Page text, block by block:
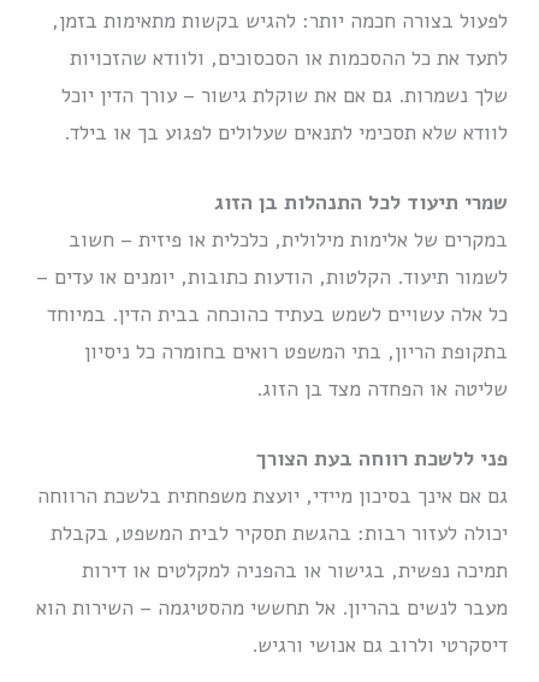
לפעול בצורה חכמה יותר: להגיש בקשות מתאימות בזמן,
לתעד את כל ההסכמות או הסכסוכים, ולוודא שהזכויות
שלך נשמרות. גם אם את שוקלת גישור – עורך הדין יוכל
לוודא שלא תסכימי לתנאים שעלולים לפגוע בך או בילד.
שמרי תיעוד לכל התנהלות בן הזוג
במקרים של אלימות מילולית, כלכלית או פיזית – חשוב
לשמור תיעוד. הקלטות, הודעות כתובות, יומנים או עדים –
כל אלה עשויים לשמש בעתיד כהוכחה בבית הדין. במיוחד
בתקופת הריון, בתי המשפט רואים בחומרה כל ניסיון
שליטה או הפחדה מצד בן הזוג.
פני ללשכת רווחה בעת הצורך
גם אם אינך בסיכון מיידי, יועצת משפחתית בלשכת הרווחה
יכולה לעזור רבות: בהגשת תסקיר לבית המשפט, בקבלת
תמיכה נפשית, בגישור או בהפניה למקלטים או דירות
מעבר לנשים בהריון. אל תחששי מהסטיגמה – השירות הוא
דיסקרטי ולרוב גם אנושי ורגיש.